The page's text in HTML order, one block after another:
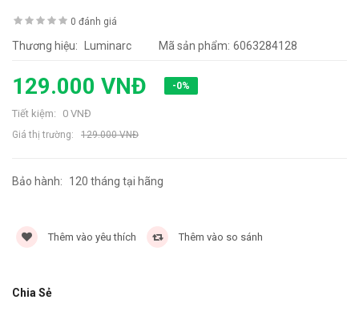
0 đánh giá
Thương hiệu: Luminarc Mã sản phẩm: 6063284128
129.000 VNĐ -0%
Tiết kiệm: 0 VNĐ
Giá thị trường: 129.000 VNĐ
Bảo hành: 120 tháng tại hãng
Thêm vào yêu thích Thêm vào so sánh
Chia Sẻ